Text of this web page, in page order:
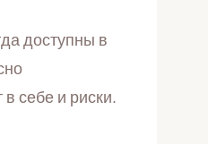
доступны в
себе и риски.